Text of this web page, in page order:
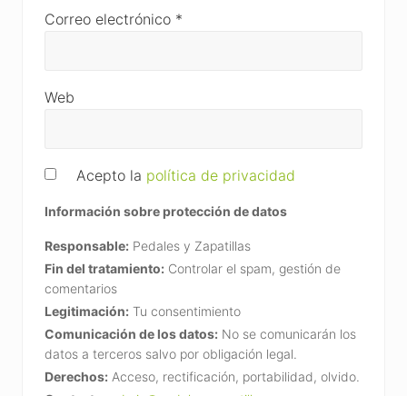
Correo electrónico *
Web
Acepto la política de privacidad
Información sobre protección de datos
Responsable: Pedales y Zapatillas
Fin del tratamiento: Controlar el spam, gestión de
comentarios
Legitimación: Tu consentimiento
Comunicación de los datos: No se comunicarán los
datos a terceros salvo por obligación legal.
Derechos: Acceso, rectificación, portabilidad, olvido.